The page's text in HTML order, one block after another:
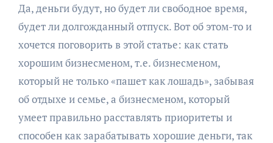
Да, деньги будут, но будет ли свободное время,
будет ли долгожданный отпуск. Вот об этом-то и
хочется поговорить в этой статье: как стать
хорошим бизнесменом, т.е. бизнесменом,
который не только «пашет как лошадь», забывая
об отдыхе и семье, а бизнесменом, который
умеет правильно расставлять приоритеты и
способен как зарабатывать хорошие деньги, так